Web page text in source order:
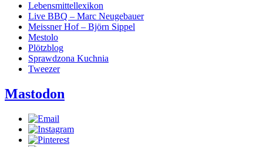
Lebensmittellexikon
Live BBQ – Marc Neugebauer
Meissner Hof – Björn Sippel
Mestolo
Plötzblog
Sprawdzona Kuchnia
Tweezer
Mastodon